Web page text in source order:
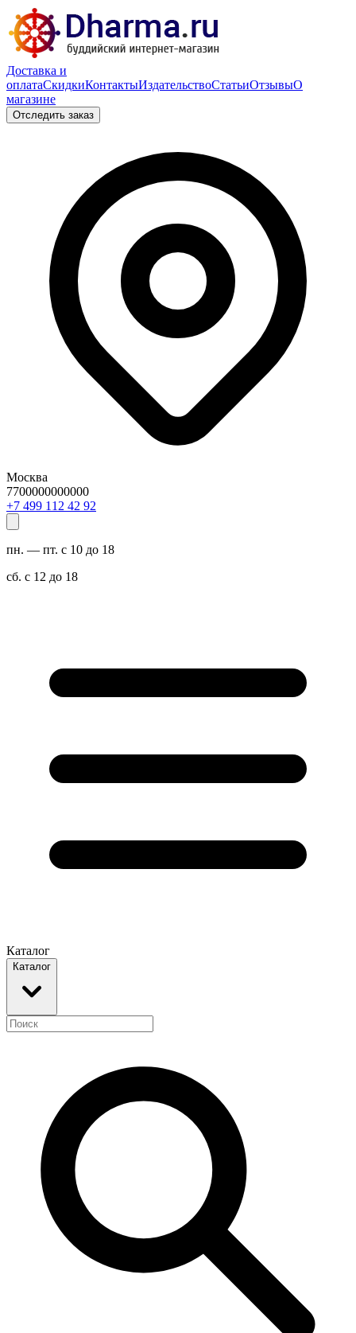
Доставка и
оплатаСкидкиКонтактыИздательствоСтатьиОтзывыО
магазине
Отследить заказ
Москва
7700000000000
29 24 211 994 7+
пн. — пт. с 10 до 18
сб. с 12 до 18
Каталог
Каталог